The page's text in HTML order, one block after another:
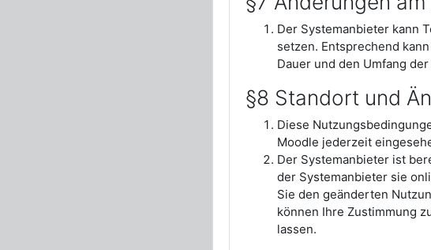
Der Systemanbieter kann
setzen. Entsprechend
Dauer und den Umfang
§8 Standort und
Diese
Moodle jederzeit
Der Systemanbieter ist
der Systemanbieter sie
Sie den geänderten
können Ihre Zustimmung
lassen.